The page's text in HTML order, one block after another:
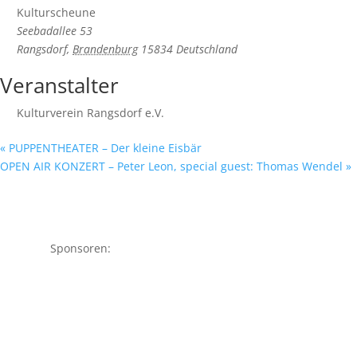
Kulturscheune
Seebadallee 53
Rangsdorf, Brandenburg 15834 Deutschland
Veranstalter
Kulturverein Rangsdorf e.V.
« PUPPENTHEATER – Der kleine Eisbär
OPEN AIR KONZERT – Peter Leon, special guest: Thomas Wendel »
Sponsoren: